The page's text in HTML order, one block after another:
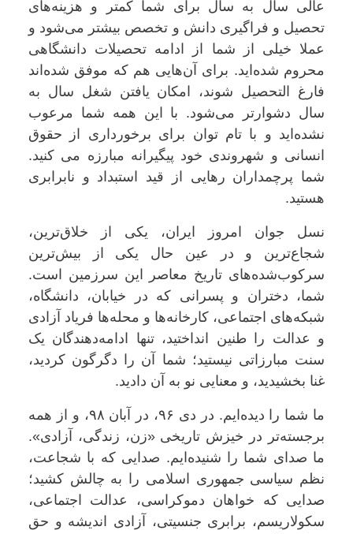
عالی سال بە سال برای شما کمتر و هزینەهای
تحصیل و فراگیری دانش و تخصص بیشتر می‌شود و
عملا خیلی از شما از ادامە تحصیلات دانشگاهی
محروم شدەاید. برای آن‌هایی هم کە موفق شدەاند
فارغ التحصیل شوند، امکان یافتن شغل سال بە
سال دشوارتر می‌شود. با این همە شما مرعوب
نشدەاید و با تام توان برای برخورداری از حقوق
انسانی و شهروندی خود پیگیرانە مبارزە می کنید.
شما پرچمداران رهایی از قید استبداد و نابرابری
هستید.
نسل جوان امروز ایران، یکی از خلاق‌ترین،
شجاع‌ترین و در عین حال یکی از بیش‌ترین
سرکوب‌شده‌های تاریخ معاصر این سرزمین است.
شما، دختران و پسرانی که در خیابان، دانشگاه،
شبکه‌های اجتماعی، کارخانه‌ها و محله‌ها فریاد آزادی
و عدالت را طنین انداختید، تنها ادامه‌دهندگان یک
سنت مبارزاتی نیستید؛ شما آن را دگرگون کردید،
غنا بخشیدید، و معنایی نو به آن دادید.
ما شما را دیده‌ایم. در دی ۹۶، در آبان ۹۸، و از همه
برجسته‌تر در خیزش تاریخی «زن، زندگی، آزادی».
ما صدای شما را شنیده‌ایم. صدایی که با شجاعت،
نظم سیاسی جمهوری اسلامی را به چالش کشید؛
صدایی که خواهان دموکراسی، عدالت اجتماعی،
سکولاریسم، برابری جنسیتی، آزادی اندیشه و حق